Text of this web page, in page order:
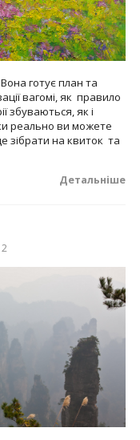
готує план та
вагомі, як правило
збуваються, як і
реально ви можете
зібрати на квиток та
Детальніше
2